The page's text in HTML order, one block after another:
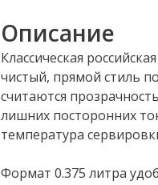
Описание
Классическая
чистый, прямой стиль
считаются
лишних посторонних
температура
Формат 0.375 литра